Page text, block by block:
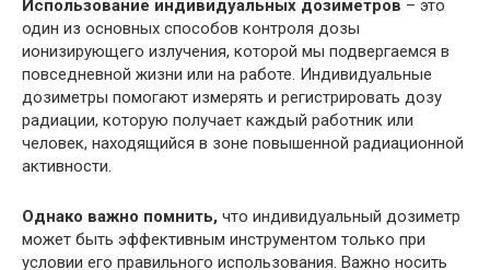
Использование индивидуальных дозиметров – это
один из основных способов контроля дозы
ионизирующего излучения, которой мы подвергаемся в
повседневной жизни или на работе. Индивидуальные
дозиметры помогают измерять и регистрировать дозу
радиации, которую получает каждый работник или
человек, находящийся в зоне повышенной радиационной
активности.
Однако важно помнить, что индивидуальный дозиметр
может быть эффективным инструментом только при
условии его правильного использования. Важно носить